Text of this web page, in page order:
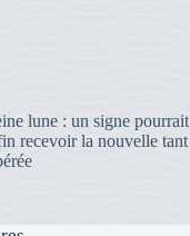
lune : un signe pourrait
recevoir la nouvelle tant